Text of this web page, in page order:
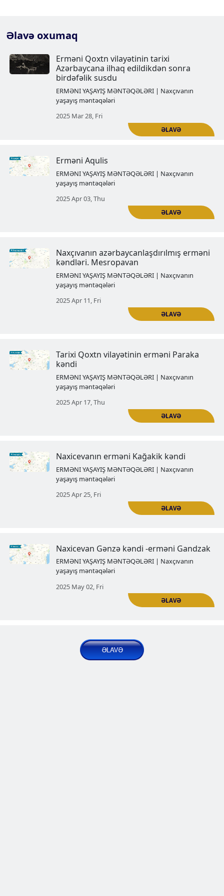
Əlavə oxumaq
Erməni Qoxtn vilayətinin tarixi
Azərbaycana ilhaq edildikdən
birdəfəlik susdu
ERMƏNI YAŞAYIŞ MƏNTƏQƏLƏRI |
yaşayış məntəqələri
Erməni Aqulis
ERMƏNI YAŞAYIŞ MƏNTƏQƏLƏRI |
2025 Apr 03, Thu